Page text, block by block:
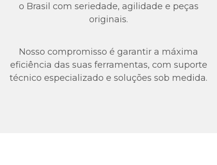
o Brasil com seriedade, agilidade e peças
originais.
Nosso compromisso é garantir a máxima
eficiência das suas ferramentas, com suporte
técnico especializado e soluções sob medida.